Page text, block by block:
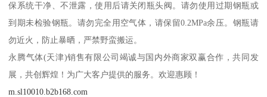
保系统干净、不泄露，使用后请关闭瓶头阀。请勿使用过期钢瓶或
到期未检验钢瓶。请勿完全用空气体，请保留0.2MPa余压。钢瓶请
勿近火，防止暴晒，严禁野蛮搬运。
永腾气体(天津)销售有限公司竭诚与国内外商家双赢合作，共同发
展，共创辉煌！为广大客户提供的服务。欢迎惠顾！
m.sl10010.b2b168.com